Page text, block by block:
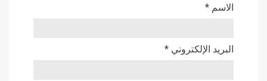
الاسم *
البريد الإلكتروني *